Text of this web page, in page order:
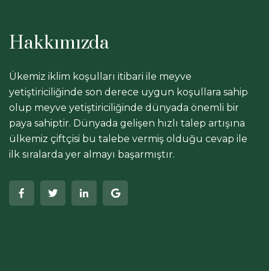
Hakkımızda
Ükemiz iklim koşulları itibari ile meyve
yetiştiriciliğinde son derece uygun koşullara sahip
olup meyve yetiştiriciliğinde dünyada önemli bir
paya sahiptir. Dünyada gelişen hızlı talep artışına
ülkemiz çiftçisi bu talebe vermiş olduğu cevap ile
ilk sıralarda yer almayı başarmıştır.